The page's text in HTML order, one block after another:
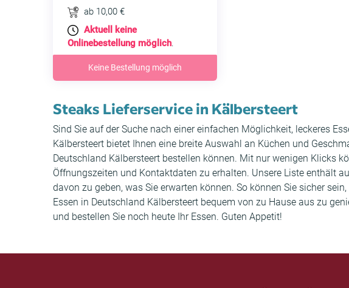
ab 10,00 €
Aktuell keine
Onlinebestellung möglich.
Keine Bestellung möglich
Steaks Lieferservice in Kälbersteert
Sind Sie auf der Suche nach einer einfachen Möglichkeit, leckeres
Kälbersteert bietet Ihnen eine breite Auswahl an Küchen und
Deutschland Kälbersteert bestellen können. Mit nur wenigen Klicks
Öffnungszeiten und Kontaktdaten zu erhalten. Unsere Liste enthält
davon zu geben, was Sie erwarten können. So können Sie sicher
Essen in Deutschland Kälbersteert bequem von zu Hause aus zu
und bestellen Sie noch heute Ihr Essen. Guten Appetit!